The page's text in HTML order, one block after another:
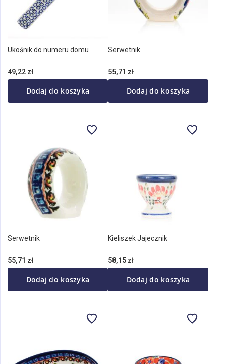
Ukośnik do numeru domu
49,22 zł
Dodaj do koszyka
Serwetnik
55,71 zł
Dodaj do koszyka
Serwetnik
55,71 zł
Dodaj do koszyka
Kieliszek Jajecznik
58,15 zł
Dodaj do koszyka